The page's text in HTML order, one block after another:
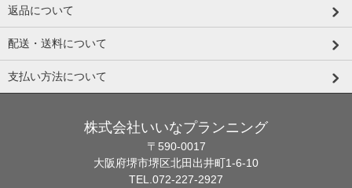
返品について
配送・送料について
支払い方法について
株式会社いいなプランニング
〒590-0017
大阪府堺市堺区北田出井町1-6-10
TEL.072-227-2927